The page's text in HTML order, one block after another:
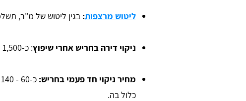
ליטוש מרצפות: בגין ליטוש של מ"ר, תשלמו בין 20 -
ניקוי דירה בחריש אחרי שיפוץ: כ-1,500 - 3,200 ₪ לדירות 3 חדרים.
מחיר ניקוי חד פעמי בחריש:
כלול בה.